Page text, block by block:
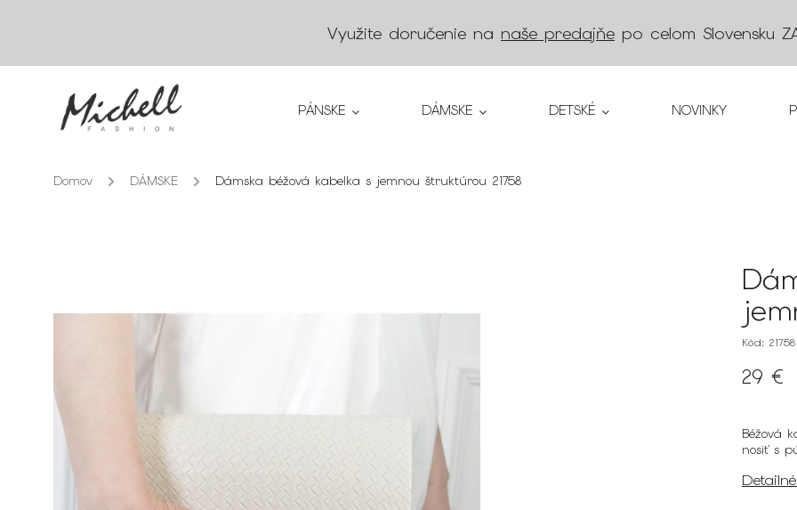
Využite doručenie na naše predajňe po celom Slovensku
PÁNSKE DÁMSKE DETSKÉ NOVINKY
Domov / DÁMSKE / Dámska béžová kabelka s jemnou štruktúrou 21758
Kód: 21758
29 €
Béžová
nosiť s